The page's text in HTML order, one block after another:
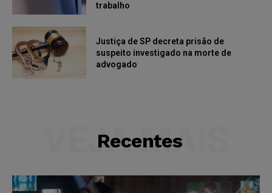
trabalho
Justiça de SP decreta prisão de
suspeito investigado na morte de
advogado
Recentes
VEJA MAIS